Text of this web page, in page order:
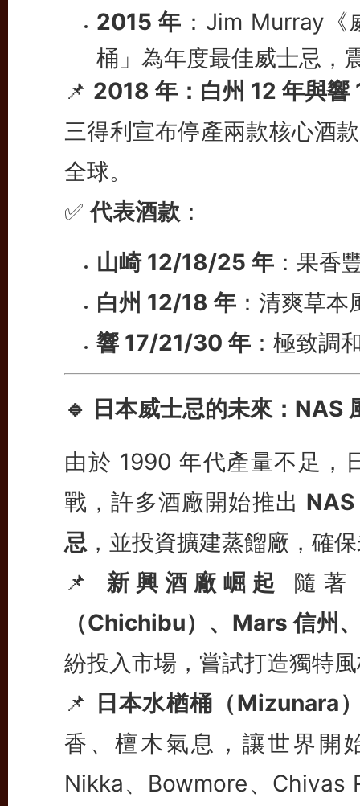
2015 年 ：Jim Murray
桶」為年度最佳威士忌，
📌 2018 年：白州 12 年與響
三得利宣布停產兩款核心酒
全球。
✅代表酒款 ：
山崎 12/18/25 年 ：果香
白州 12/18 年 ：清爽草
響 17/21/30 年 ：極致調
🔹 日本威士忌的未來：NAS
由於 1990 年代產量不足，
戰，許多酒廠開始推出
忌 ，並投資擴建蒸餾廠，確
📌 新興酒廠崛起
隨著
（Chichibu）、Mars 信州
紛投入市場，嘗試打造獨特
📌 日本水楢桶（Mizunara
香、檀木氣息，讓世界開
Nikka、Bowmore、Chivas